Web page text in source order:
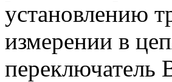
установлению
измерении в
переключатель